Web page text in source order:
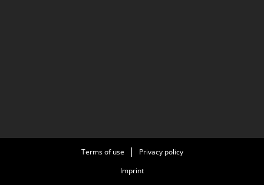
Terms of use
Privacy policy
Imprint